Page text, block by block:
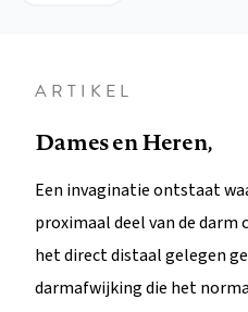
ARTIKEL
Dames en Heren,
Een invaginatie ontstaat
proximaal deel van de
het direct distaal gelegen
darmafwijking die het